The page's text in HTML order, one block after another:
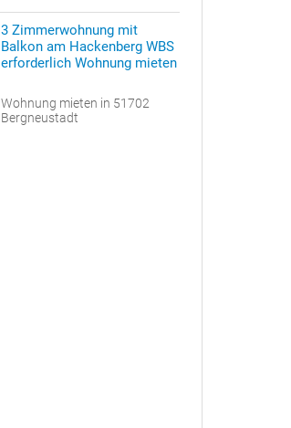
3 Zimmerwohnung mit
Balkon am Hackenberg WBS
erforderlich Wohnung mieten
Wohnung mieten in 51702
Bergneustadt